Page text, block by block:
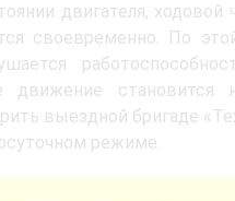
двигателя,
своевременно. По
движение
выездной бригаде
режиме.